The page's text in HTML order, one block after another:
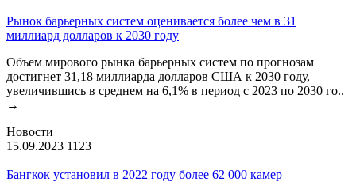
Рынок барьерных систем оценивается более чем в 31
миллиард долларов к 2030 году
Объем мирового рынка барьерных систем по прогнозам
достигнет 31,18 миллиарда долларов США к 2030 году,
увеличившись в среднем на 6,1% в период с 2023 по 2030 го..
→
Новости
15.09.2023 1123
Бангкок установил в 2022 году более 62 000 камер